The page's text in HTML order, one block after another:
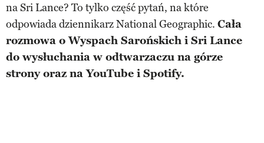
na Sri Lance? To tylko część pytań, na które
odpowiada dziennikarz National Geographic. Cała
rozmowa o Wyspach Sarońskich i Sri Lance
do wysłuchania w odtwarzaczu na górze
strony oraz na YouTube i Spotify.